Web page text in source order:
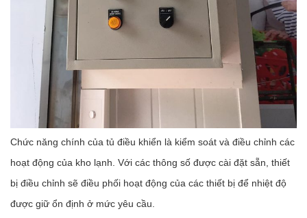
Chức năng chính của tủ điều khiển là kiểm soát và điều chỉnh các
hoạt động của kho lạnh. Với các thông số được cài đặt sẵn, thiết
bị điều chỉnh sẽ điều phối hoạt động của các thiết bị để nhiệt độ
được giữ ổn định ở mức yêu cầu.